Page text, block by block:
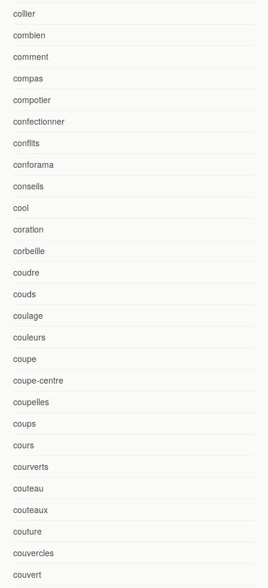
collier
combien
comment
compas
compotier
confectionner
conflits
conforama
conseils
cool
coration
corbeille
coudre
couds
coulage
couleurs
coupe
coupe-centre
coupelles
coups
cours
courverts
couteau
couteaux
couture
couvercles
couvert